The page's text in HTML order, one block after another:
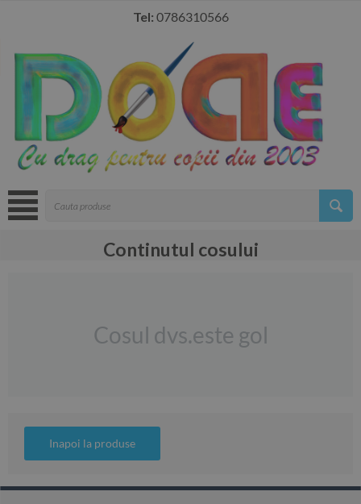
Tel: 0786310566
Continutul cosului
Cosul dvs.este gol
Inapoi la produse